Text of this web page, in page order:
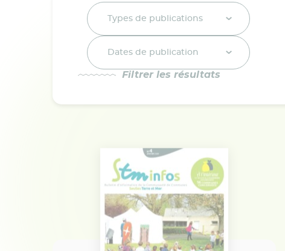
Types de publications
Dates de publication
Filtrer les résultats